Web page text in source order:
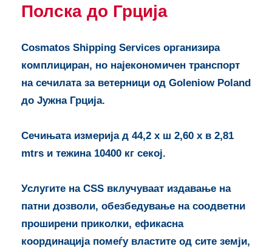
Полска до Грција
Cosmatos Shipping Services организира
комплициран, но најекономичен транспорт
на сечилата за ветерници од Goleniow Poland
до Јужна Грција.
Сечињата измерија д 44,2 x ш 2,60 x в 2,81
mtrs и тежина 10400 кг секој.
Услугите на CSS вклучуваат издавање на
патни дозволи, обезбедување на соодветни
проширени приколки, ефикасна
координација помеѓу властите од сите земји,